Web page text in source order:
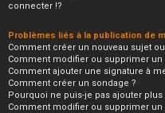
connecter !?
Problèmes liés à la publication de
Comment créer un nouveau sujet
Comment modifier ou supprimer un
Comment ajouter une signature à
Comment créer un sondage ?
Pourquoi ne puis-je pas ajouter plus
Comment modifier ou supprimer un